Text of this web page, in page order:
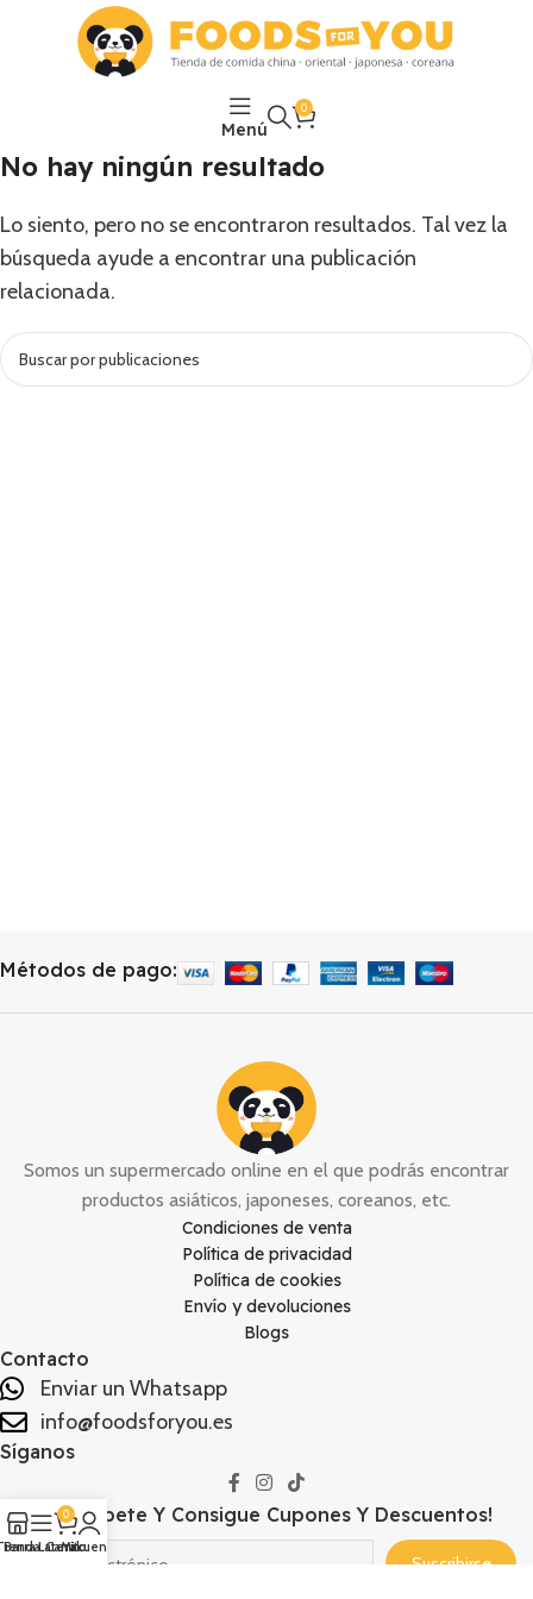
Menú
0
No hay ningún resultado
Lo siento, pero no se encontraron resultados. Tal vez la
búsqueda ayude a encontrar una publicación
relacionada.
Métodos de pago:
Somos un supermercado online en el que podrás encontrar
productos asiáticos, japoneses, coreanos, etc.
Condiciones de venta
Política de privacidad
Política de cookies
Envío y devoluciones
Blogs
Contacto
Enviar un Whatsapp
info@foodsforyou.es
Síganos
¡Suscríbete Y Consigue Cupones Y Descuentos!
Barra Lateral
0
Carrito
Mi cuenta